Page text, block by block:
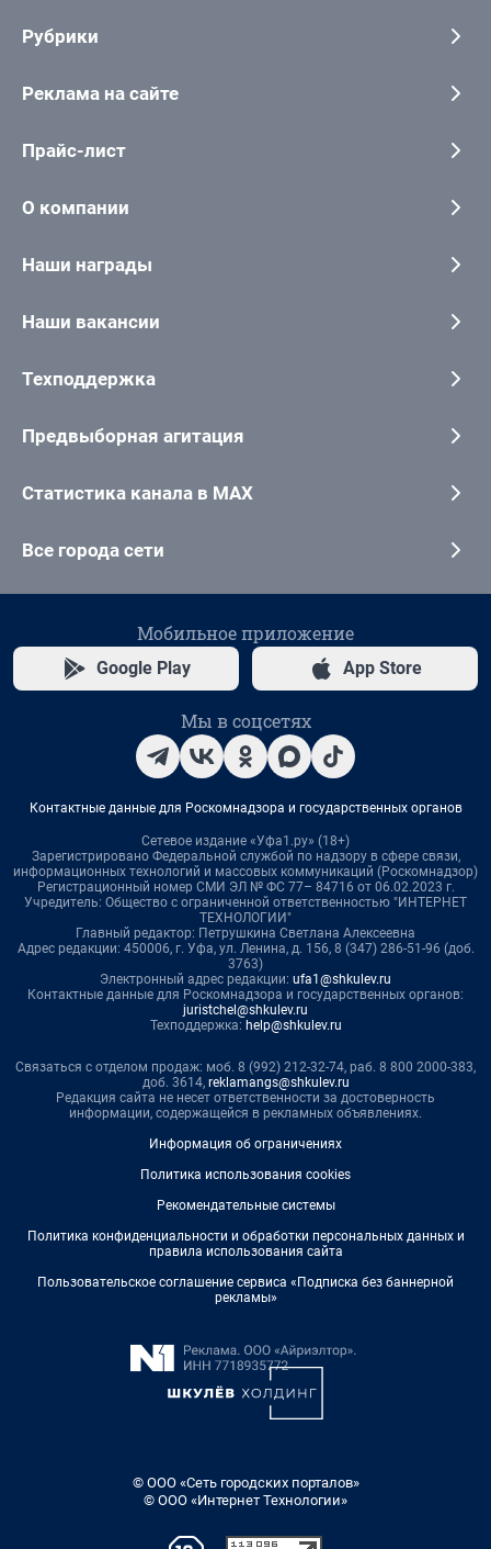
Рубрики
Реклама на сайте
Прайс-лист
О компании
Наши награды
Наши вакансии
Техподдержка
Предвыборная агитация
Статистика канала в MAX
Все города сети
Мобильное приложение
Google Play App Store
Мы в соцсетях
Контактные данные для Роскомнадзора и государственных органов
Сетевое издание «Уфа1.ру» (18+)
Зарегистрировано Федеральной службой по надзору в сфере связи,
информационных технологий и массовых коммуникаций (Роскомнадзор)
Регистрационный номер СМИ ЭЛ № ФС 77– 84716 от 06.02.2023 г.
Учредитель: Общество с ограниченной ответственностью "ИНТЕРНЕТ
ТЕХНОЛОГИИ"
Главный редактор: Петрушкина Светлана Алексеевна
Адрес редакции: 450006, г. Уфа, ул. Ленина, д. 156, 8 (347) 286-51-96 (доб.
3763)
Электронный адрес редакции: ufa1@shkulev.ru
Контактные данные для Роскомнадзора и государственных органов:
juristchel@shkulev.ru
Техподдержка: help@shkulev.ru
Связаться с отделом продаж: моб. 8 (992) 212-32-74, раб. 8 800 2000-383,
доб. 3614, reklamangs@shkulev.ru
Редакция сайта не несет ответственности за достоверность
информации, содержащейся в рекламных объявлениях.
Информация об ограничениях
Политика использования cookies
Рекомендательные системы
Политика конфиденциальности и обработки персональных данных и
правила использования сайта
Пользовательское соглашение сервиса «Подписка без баннерной
рекламы»
© ООО «Сеть городских порталов»
© ООО «Интернет Технологии»